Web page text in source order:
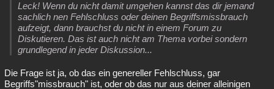
Leck! Wenn du nicht damit umgehen kannst das dir jemand
sachlich nen Fehlschluss oder deinen Begriffsmissbrauch
aufzeigt, dann brauchst du nicht in einem Forum zu
Diskutieren. Das ist auch nicht am Thema vorbei sondern
grundlegend in jeder Diskussion...
Die Frage ist ja, ob das ein genereller Fehlschluss, gar
Begriffs"missbrauch" ist, oder ob das nur aus deiner alleinigen